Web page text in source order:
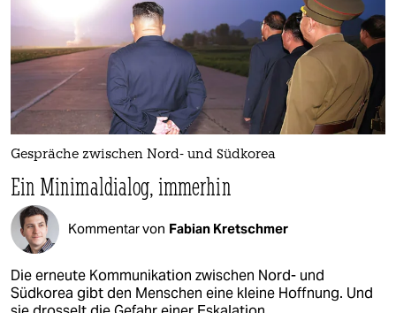
Gespräche zwischen Nord- und Südkorea
Ein Minimaldialog, immerhin
Kommentar von Fabian Kretschmer
Die erneute Kommunikation zwischen Nord- und
Südkorea gibt den Menschen eine kleine Hoffnung. Und